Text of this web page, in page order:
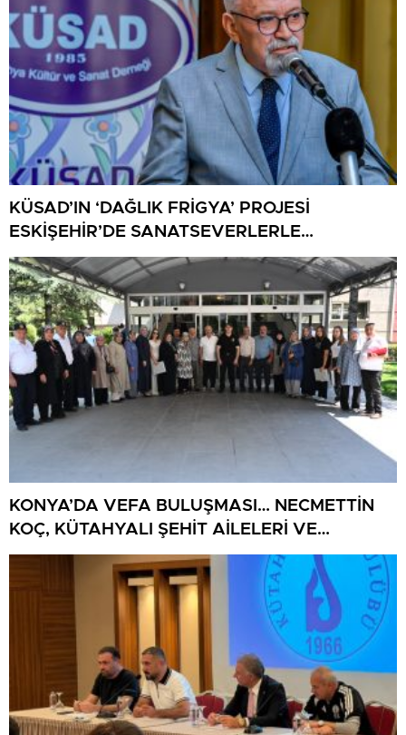
KÜSAD’IN ‘DAĞLIK FRİGYA’ PROJESİ
ESKİŞEHİR’DE SANATSEVERLERLE
BULUŞUYOR
KONYA’DA VEFA BULUŞMASI… NECMETTİN
KOÇ, KÜTAHYALI ŞEHİT AİLELERİ VE
GAZİLERİ AĞIRLADI